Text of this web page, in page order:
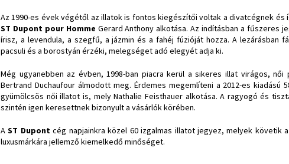
Az 1990-es évek végétől az illatok is fontos kiegészítői voltak a divatcégnek és
ST Dupont pour Homme Gerard Anthony alkotása. Az indításban a fűszeres
írisz, a levendula, a szegfű, a jázmin és a fahéj fúzióját hozza. A lezárásban
pacsuli és a borostyán érzéki, melegséget adó elegyét adja ki.
Még ugyanebben az évben, 1998-ban piacra kerül a sikeres illat virágos, női
Bertrand Duchaufour álmodott meg. Érdemes megemlíteni a 2012-es kiadású
gyümölcsös női illatot is, mely Nathalie Feisthauer alkotása. A ragyogó és
szintén igen keresettnek bizonyult a vásárlók körében.
A ST Dupontcég napjainkra közel 60 izgalmas illatot jegyez, melyek
luxusmárkára jellemző kiemelkedő minőséget.